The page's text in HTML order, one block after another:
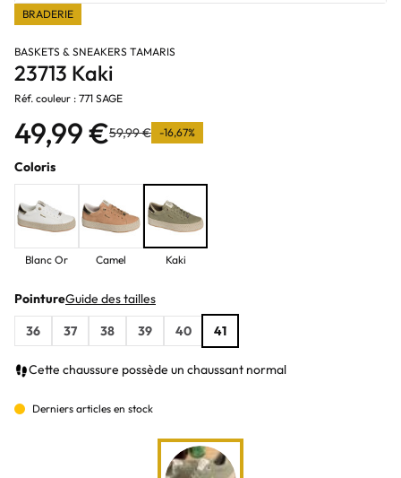
BRADERIE
BASKETS & SNEAKERS TAMARIS
23713 Kaki
Réf. couleur : 771 SAGE
49,99 €59,99 € -16,67%
Coloris
Blanc Or Camel Kaki
PointureGuide des tailles
36
37 38 39 40 41
Cette chaussure possède un chaussant normal
Derniers articles en stock